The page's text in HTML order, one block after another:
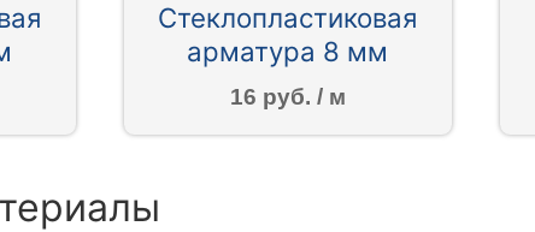
Стеклопластиковая
арматура 8 мм
16 руб. / м